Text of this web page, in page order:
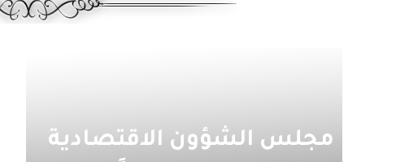
مجلس الشؤون الاقتصادية